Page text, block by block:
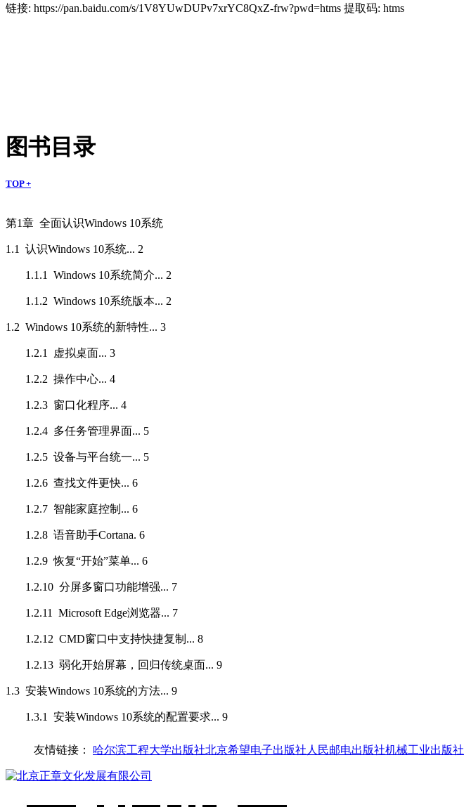
链接: https://pan.baidu.com/s/1V8YUwDUPv7xrYC8QxZ-frw?pwd=htms 提取码: htms
图书目录
TOP +
第1章 全面认识Windows 10系统
1.1 认识Windows 10系统... 2
1.1.1 Windows 10系统简介... 2
1.1.2 Windows 10系统版本... 2
1.2 Windows 10系统的新特性... 3
1.2.1 虚拟桌面... 3
1.2.2 操作中心... 4
1.2.3 窗口化程序... 4
1.2.4 多任务管理界面... 5
1.2.5 设备与平台统一... 5
1.2.6 查找文件更快... 6
1.2.7 智能家庭控制 ... 6
1.2.8 语音助手Cortana. 6
1.2.9恢复“开始”菜单... 6
1.2.10 分屏多窗口功能增强... 7
1.2.11 Microsoft Edge浏览器... 7
1.2.12 CMD窗口中支持快捷复制 ... 8
1.2.13 弱化开始屏幕，回归传统桌面... 9
1.3 安装Windows 10系统的方法... 9
1.3.1 安装Windows 10系统的配置要求... 9
1.3.2使用光盘安装... 9
1.3.3使用 U 盘安装 ... 12
友情链接： 哈尔滨工程大学出版社北京希望电子出版社 人民邮电出版社机械工业出版社